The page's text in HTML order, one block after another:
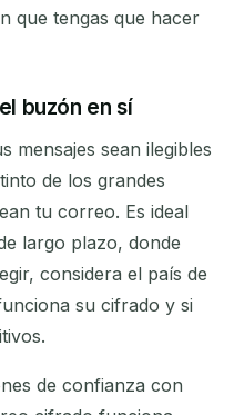
que tengas que hacer
buzón en sí
mensajes sean ilegibles
de los grandes
tu correo. Es ideal
largo plazo, donde
considera el país de
su cifrado y si
de confianza con